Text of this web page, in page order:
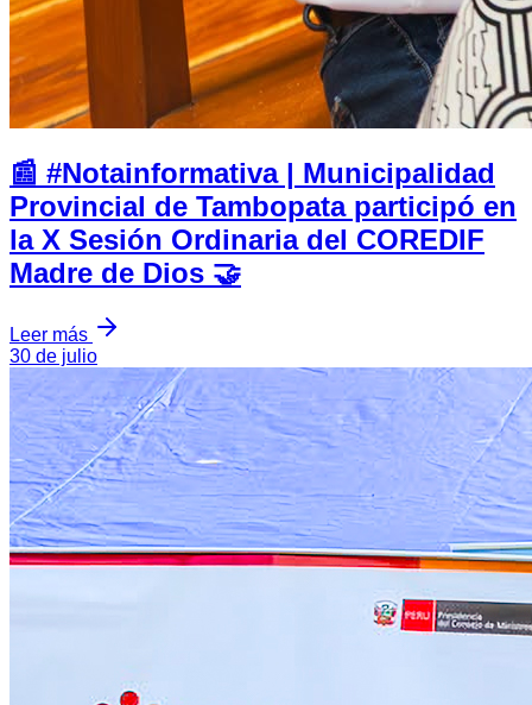
📰 #Notainformativa | Municipalidad
Provincial de Tambopata participó en
Madre de Dios 🤝
Leer más
30 de julio